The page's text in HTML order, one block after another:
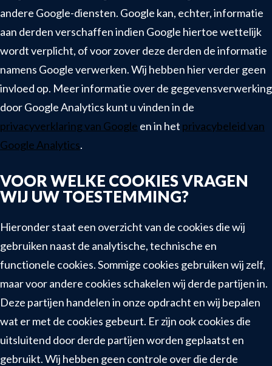
andere Google-diensten. Google kan, echter, informatie
aan derden verschaffen indien Google hiertoe wettelijk
wordt verplicht, of voor zover deze derden de informatie
namens Google verwerken. Wij hebben hier verder geen
invloed op. Meer informatie over de gegevensverwerking
door Google Analytics kunt u vinden in de
privacyverklaring van Google en in het privacybeleid van
Google Analytics.
VOOR WELKE COOKIES VRAGEN
WIJ UW TOESTEMMING?
Hieronder staat een overzicht van de cookies die wij
gebruiken naast de analytische, technische en
functionele cookies. Sommige cookies gebruiken wij zelf,
maar voor andere cookies schakelen wij derde partijen in.
Deze partijen handelen in onze opdracht en wij bepalen
wat er met de cookies gebeurt. Er zijn ook cookies die
uitsluitend door derde partijen worden geplaatst en
gebruikt. Wij hebben geen controle over die derde